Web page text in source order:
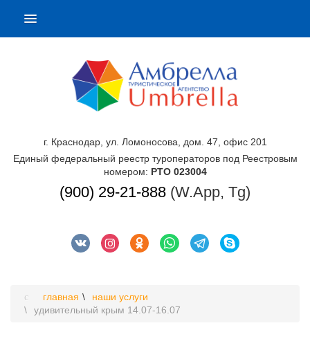
г. Краснодар, ул. Ломоносова, дом. 47, офис 201
Единый федеральный реестр туроператоров под Реестровым
номером: РТО 023004
(900) 29-21-888 (W.App, Tg)
главная
наши услуги
удивительный крым 14.07-16.07